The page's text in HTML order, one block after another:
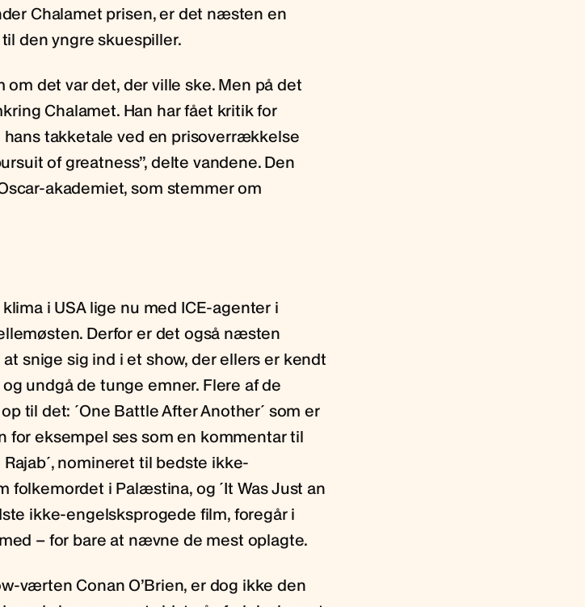
Chalamet prisen, er det næsten en
den yngre skuespiller.
det var det, der ville ske. Men på det
Chalamet. Han har fået kritik for
takketale ved en prisoverrækkelse
of greatness”, delte vandene. Den
akademiet, som stemmer om
i USA lige nu med ICE-agenter i
Derfor er det også næsten
snige sig ind i et show, der ellers er kendt
undgå de tunge emner. Flere af de
til det: ´One Battle After Another´ som er
for eksempel ses som en kommentar til
nomineret til bedste ikke-
folkemordet i Palæstina, og ´It Was Just an
ikke-engelsksprogede film, foregår i
– for bare at nævne de mest oplagte.
værten Conan O’Brien, er dog ikke den